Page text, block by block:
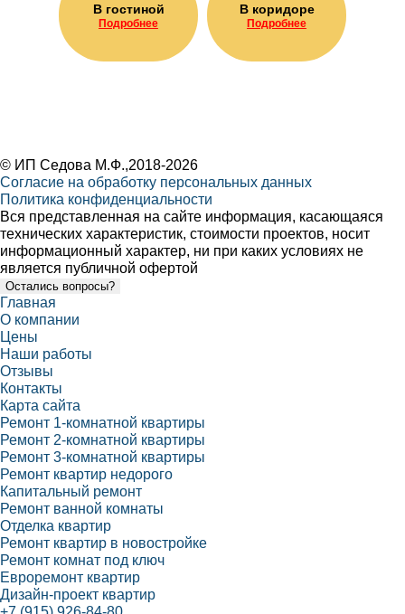
В гостиной
Подробнее
В коридоре
Подробнее
© ИП Седова М.Ф.,2018-2026
Согласие на обработку персональных данных
Политика конфиденциальности
Вся представленная на сайте информация, касающаяся
технических характеристик, стоимости проектов, носит
информационный характер, ни при каких условиях не
является публичной офертой
Остались вопросы?
Главная
О компании
Цены
Наши работы
Отзывы
Контакты
Карта сайта
Ремонт 1-комнатной квартиры
Ремонт 2-комнатной квартиры
Ремонт 3-комнатной квартиры
Ремонт квартир недорого
Капитальный ремонт
Ремонт ванной комнаты
Отделка квартир
Ремонт квартир в новостройке
Ремонт комнат под ключ
Евроремонт квартир
Дизайн-проект квартир